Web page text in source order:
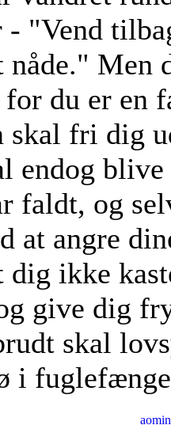
- "Vend
Men
for du er en
skal fri dig
endog
faldt, og
at angre
dig ikke
give dig
skal
i